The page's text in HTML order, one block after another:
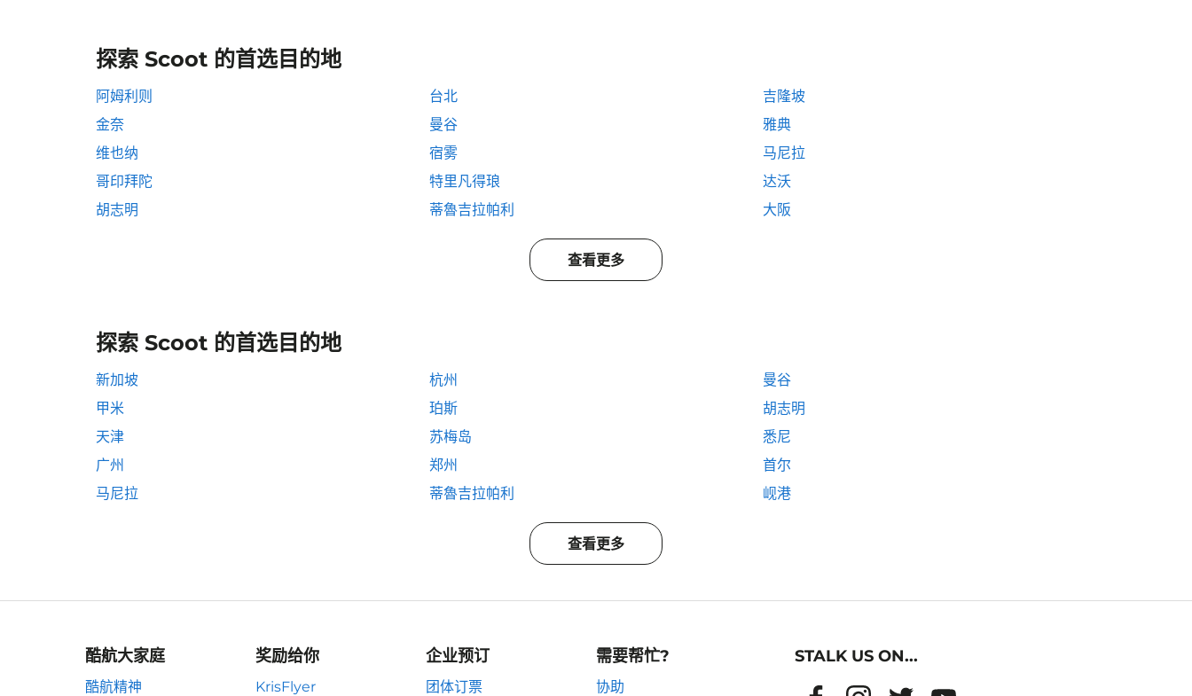
探索 Scoot 的首选目的地
阿姆利则 台北
吉隆坡
金奈
曼谷
雅典
维也纳
宿雾
马尼拉
哥印拜陀
特里凡得琅
达沃
胡志明
蒂魯吉拉帕利 大阪
查看更多
探索 Scoot 的首选目的地
新加坡 杭州
曼谷
甲米
珀斯
胡志明
天津
苏梅岛
悉尼
广州
郑州
首尔
马尼拉
蒂魯吉拉帕利 岘港
查看更多
酷航大家庭
酷航精神
奖励给你
KrisFlyer
企业预订
团体订票
需要帮忙?
协助
STALK US ON...